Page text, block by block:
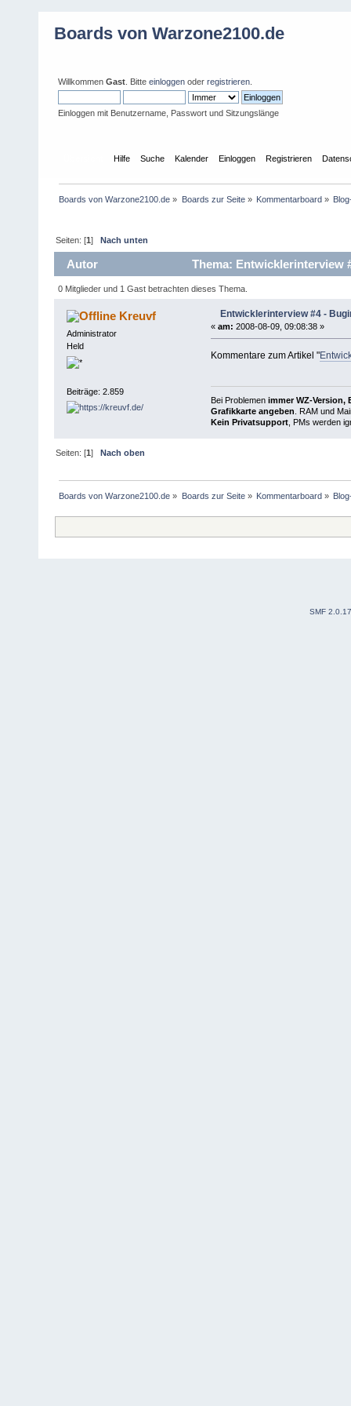
Boards von Warzone2100.de
Willkommen Gast . Bitte einloggen oder registrieren
Einloggen mit Benutzername, Passwort und Sitzungslänge
Hilfe Suche Kalender Einloggen Registrieren
Boards von Warzone2100.de » Boards zur Seite» Kommentarboard»
Seiten: [1]Nach unten
Autor Thema: Entwicklerinterview
0 Mitglieder und 1 Gast betrachten dieses Thema.
Kreuvf
Administrator
Held
Beiträge: 2.859
Entwicklerinterview #4 -
« am: 2008-08-09, 09:08:38 »
Kommentare zum Artikel "
Bei Problemen immer WZ-Version,
Grafikkarte angeben . RAM und
Kein Privatsupport, PMs werden
Seiten: [1] Nach oben
Boards von Warzone2100.de » Boards zur Seite» Kommentarboard»
SMF 2.0.17